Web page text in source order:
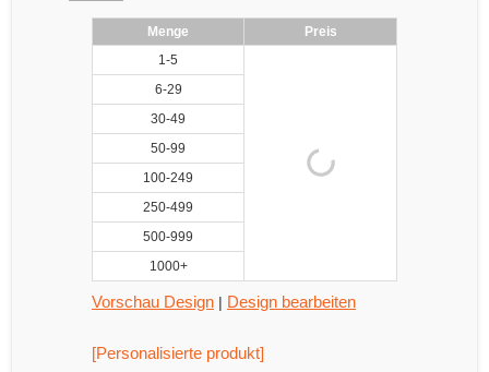
Menge
Preis
1-5
6-29
30-49
50-99
100-249
250-499
500-999
1000+
Vorschau Design | Design bearbeiten
[Personalisierte produkt]